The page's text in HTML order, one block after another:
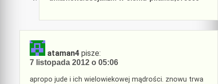
ataman4 pisze:
7 listopada 2012 o 05:06
apropo jude i ich wielowiekowej mądrości. znowu trwa